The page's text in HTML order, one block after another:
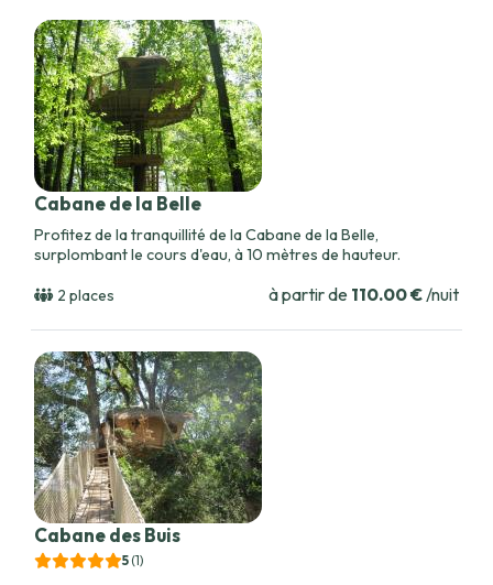
Cabane de la Belle
Profitez de la tranquillité de la Cabane de la Belle,
surplombant le cours d'eau, à 10 mètres de hauteur.
2 places à partir de 110.00 €/nuit
Cabane des Buis
5 (1)